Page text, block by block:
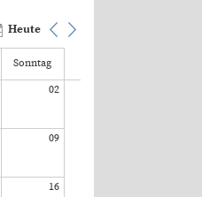
Heute
Sonntag
02
09
16